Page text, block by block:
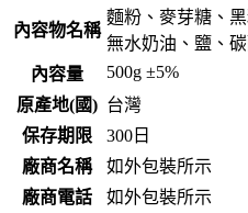
內容物名稱
麵粉、麥芽糖、
無水奶油、鹽、
內容量
500g ±5%
原產地(國) 台灣
保存期限
300 日
廠商名稱
如外包裝所示
廠商電話
如外包裝所示